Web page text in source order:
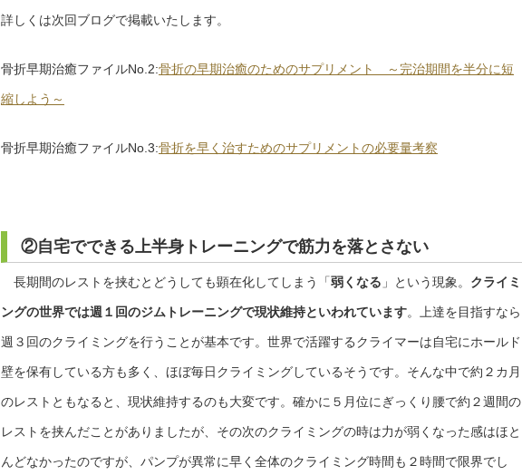
詳しくは次回ブログで掲載いたします。
骨折早期治癒ファイルNo.2:骨折の早期治癒のためのサプリメント ～完治期間を半分に短
縮しよう～
骨折早期治癒ファイルNo.3:骨折を早く治すためのサプリメントの必要量考察
②自宅でできる上半身トレーニングで筋力を落とさない
長期間のレストを挟むとどうしても顕在化してしまう「弱くなる 」という現象。 クライミ
ングの世界では週１回のジムトレーニングで現状維持といわれています。上達を目指すなら
週３回のクライミングを行うことが基本です。世界で活躍するクライマーは自宅にホールド
壁を保有している方も多く、ほぼ毎日クライミングしているそうです。そんな中で約２カ月
のレストともなると、現状維持するのも大変です。確かに５月位にぎっくり腰で約２週間の
レストを挟んだことがありましたが、その次のクライミングの時は力が弱くなった感はほと
んどなかったのですが、パンプが異常に早く全体のクライミング時間も２時間で限界でし